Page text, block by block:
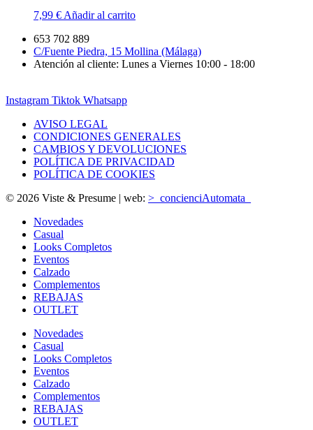
7,99 € Añadir al carrito
653 702 889
C/Fuente Piedra, 15 Mollina (Málaga)
Atención al cliente: Lunes a Viernes 10:00 - 18:00
Instagram Tiktok Whatsapp
AVISO LEGAL
CONDICIONES GENERALES
CAMBIOS Y DEVOLUCIONES
POLÍTICA DE PRIVACIDAD
POLÍTICA DE COOKIES
© 2026 Viste & Presume | web: >_concienciAutomata_
Novedades
Casual
Looks Completos
Eventos
Calzado
Complementos
REBAJAS
OUTLET
Novedades
Casual
Looks Completos
Eventos
Calzado
Complementos
REBAJAS
OUTLET